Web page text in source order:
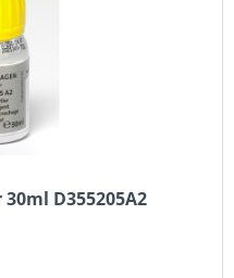
D355205A2